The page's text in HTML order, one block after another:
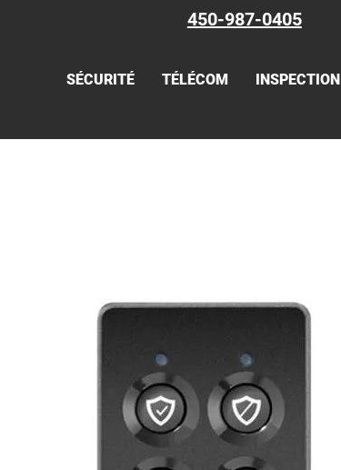
450-987-0405
SÉCURITÉ TÉLÉCOM INSPECTION